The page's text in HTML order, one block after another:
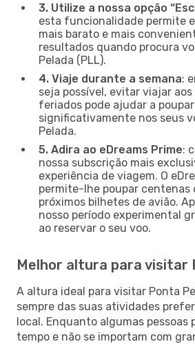
3. Utilize a nossa opção
esta funcionalidade permite
mais barato e mais
resultados quando procura
Pelada (PLL).
4. Viaje durante a semana:
seja possível, evitar viajar
feriados pode ajudar a poupar
significativamente nos seus
Pelada.
5. Adira ao eDreams Prime:
nossa subscrição mais
experiência de viagem. O
permite-lhe poupar centenas
próximos bilhetes de avião.
nosso período experimental
ao reservar o seu voo.
Melhor altura para visitar
A altura ideal para visitar Ponta
sempre das suas atividades
local. Enquanto algumas pessoas
tempo e não se importam com